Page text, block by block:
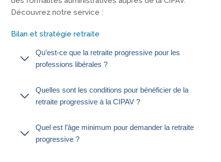
Découvrez notre service :
Bilan et stratégie retraite
Qu’est-ce que la retraite progressive pour les
professions libérales ?
Quelles sont les conditions pour bénéficier de la
retraite progressive à la CIPAV ?
Quel est l’âge minimum pour demander la retraite
progressive ?